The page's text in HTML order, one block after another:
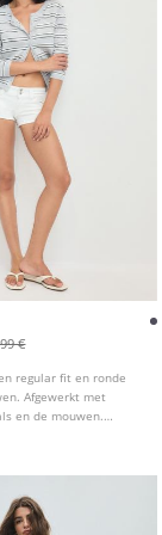
€
regular fit en ronde
Afgewerkt met
en de mouwen.